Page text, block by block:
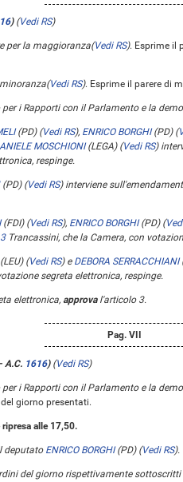
) (Vedi RS)
per la maggioranza(Vedi RS). Esprime il
(Vedi RS). Esprime il parere di
per i Rapporti con il Parlamento e la
(PD) (Vedi RS), ENRICO BORGHI(PD) (
MOSCHIONI(LEGA) (Vedi RS)
respinge.
(PD) (Vedi RS)interviene
(FDI) (Vedi RS), ENRICO BORGHI(PD) (
Trancassini, che la Camera, con
(Vedi RS)e DEBORA SERRACCHIANI
segreta elettronica, respinge.
elettronica, approval'articolo 3.
Pag. VII
A.C. 1616) (Vedi RS)
per i Rapporti con il Parlamento e la
giorno presentati.
ripresa alle 17,50.
deputato ENRICO BORGHI(PD) (Vedi RS).
del giorno rispettivamente